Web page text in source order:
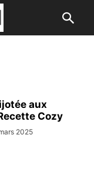
aux
Cozy
2025